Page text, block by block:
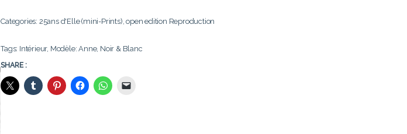
Categories: 25ans d'Elle (mini-Prints),open edition Reproduction
Tags: Intérieur, Modèle: Anne, Noir & Blanc
SHARE :